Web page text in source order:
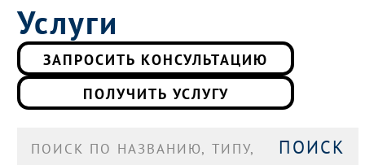
Услуги
ЗАПРОСИТЬ КОНСУЛЬТАЦИЮ
ПОЛУЧИТЬ УСЛУГУ
ПОИСК